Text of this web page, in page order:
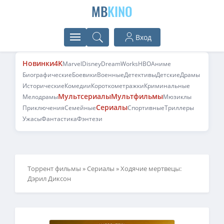
MBKINO
Вход
Новинки4KMarvelDisneyDreamWorksHBOАниме
БиографическиеБоевикиВоенныеДетективыДетскиеДрамы
ИсторическиеКомедииКороткометражкиКриминальные
МелодрамыМультсериалыМультфильмыМюзиклы
ПриключенияСемейныеСериалыСпортивныеТриллеры
УжасыФантастикаФэнтези
Торрент фильмы »Сериалы » Ходячие мертвецы:
Дэрил Диксон